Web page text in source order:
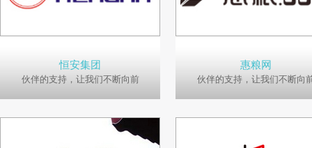
恒安集团
伙伴的支持，让我们不断向前
惠粮网
伙伴的支持，让我们不断向